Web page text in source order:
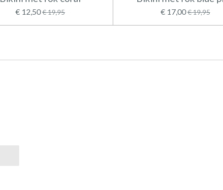
€ 12,50€ 19,95 € 17,00€ 19,95